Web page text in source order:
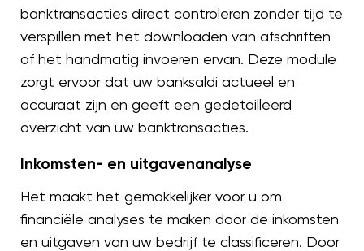
banktransacties direct controleren zonder tijd te
verspillen met het downloaden van afschriften
of het handmatig invoeren ervan. Deze module
zorgt ervoor dat uw banksaldi actueel en
accuraat zijn en geeft een gedetailleerd
overzicht van uw banktransacties.
Inkomsten- en uitgavenanalyse
Het maakt het gemakkelijker voor u om
financiële analyses te maken door de inkomsten
en uitgaven van uw bedrijf te classificeren. Door